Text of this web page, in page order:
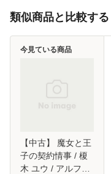
類似商品と比較する
【中古】 魔女と王
子の契約情事 / 榎
木 ユウ / アルファ
今見ている商品